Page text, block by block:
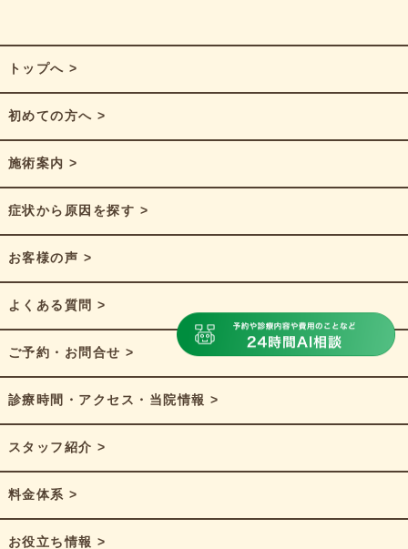
トップへ >
初めての方へ >
施術案内 >
症状から原因を探す >
お客様の声 >
よくある質問 >
ご予約・お問合せ >
診療時間・アクセス・当院情報 >
スタッフ紹介 >
料金体系 >
お役立ち情報 >